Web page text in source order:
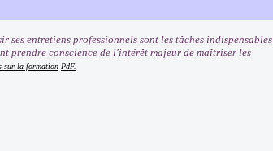
entretiens professionnels sont les tâches indispensables
prendre conscience de l'intérêt majeur de maîtriser les
sur la formation PdF.